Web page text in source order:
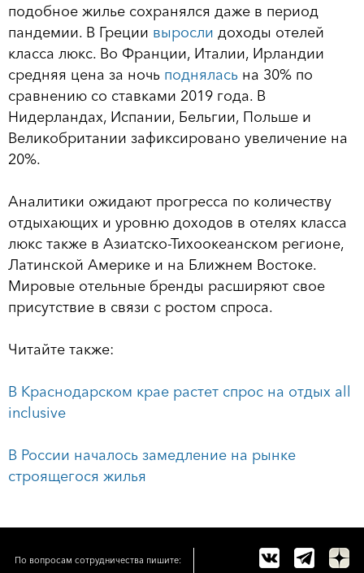
подобное жилье сохранялся даже в период
пандемии. В Греции выросли доходы отелей
класса люкс. Во Франции, Италии, Ирландии
средняя цена за ночь поднялась на 30% по
сравнению со ставками 2019 года. В
Нидерландах, Испании, Бельгии, Польше и
Великобритании зафиксировано увеличение на
20%.
Аналитики ожидают прогресса по количеству
отдыхающих и уровню доходов в отелях класса
люкс также в Азиатско-Тихоокеанском регионе,
Латинской Америке и на Ближнем Востоке.
Мировые отельные бренды расширяют свое
присутствие в связи с ростом спроса.
Читайте также:
В Краснодарском крае растет спрос на отдых all
inclusive
В России началось замедление на рынке
строящегося жилья
По вопросам сотрудничества пишите: